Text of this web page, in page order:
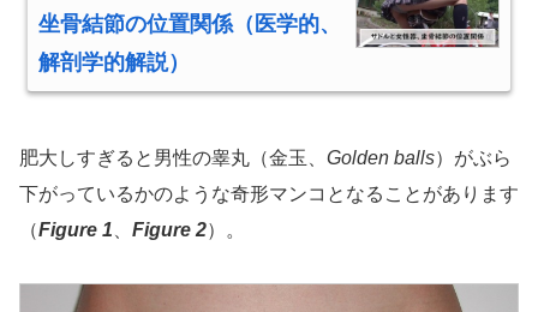
坐骨結節の位置関係（医学的、
解剖学的解説）
肥大しすぎると男性の睾丸（金玉、 Golden balls）がぶら
下がっているかのような奇形マンコとなることがあります
（Figure 1 Figure 2）。